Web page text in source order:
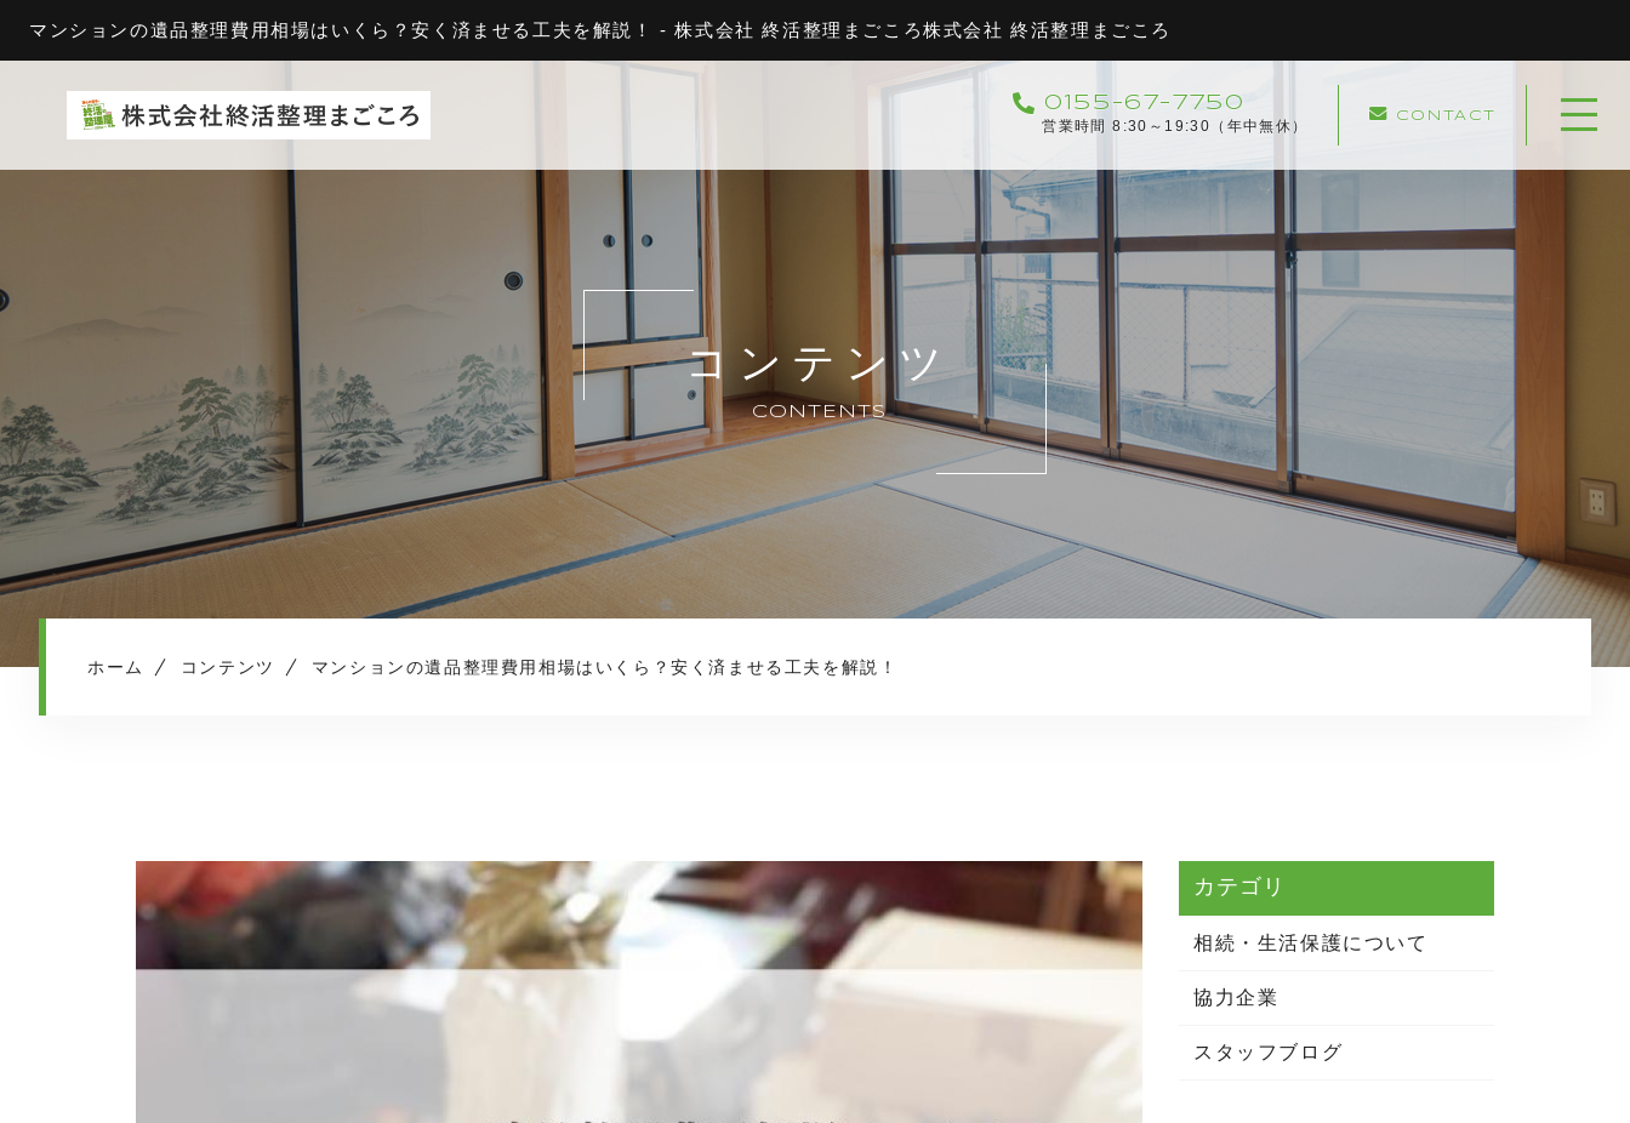
マンションの遺品整理費用相場はいくら？安く済ませる工夫を解説！ - 株式会社 終活整理まごころ株式会社 終活整理まごころ
0155-67-7750
営業時間 8:30～19:30（年中無休）
CONTACT
ホーム
協力企業
キャンペーン
サービスメニュー
サービスの流れ
よくある質問
相続・生活保護について
コンテンツ
CONTENTS
ホーム コンテンツ マンションの遺品整理費用相場はいくら？安く済ませる工夫を解説！
カテゴリ
相続・生活保護について
協力企業
スタッフブログ